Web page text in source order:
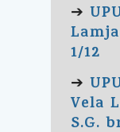
➔
1/12
➔
Vela
S.G.